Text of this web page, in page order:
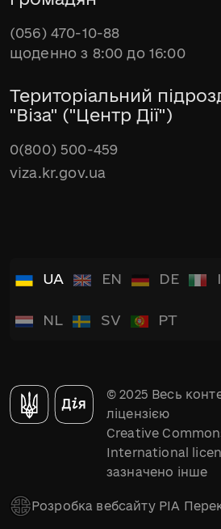
(056) 470-10-88
щоденно з 8:00 до 16:00
Територіальний
"Віза" ("Центр Дії")
0(800) 500-459
viza.kr.gov.ua
UA EN DE
NL SV PT
© 2025 Весь
ліцензією
Creative
International
зазначено інше
Розробка вебсайту РІА